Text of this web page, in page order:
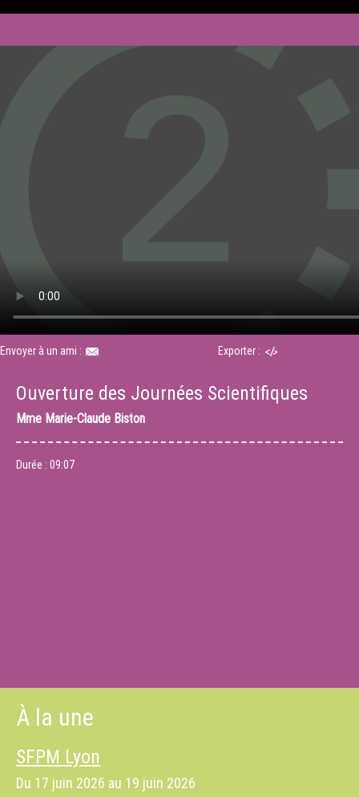
Envoyer à un ami : Exporter :
Ouverture des Journées Scientifiques
Mme Marie-Claude Biston
Durée : 09:07
À la une
SFPM Lyon
Du 17 juin 2026 au 19 juin 2026